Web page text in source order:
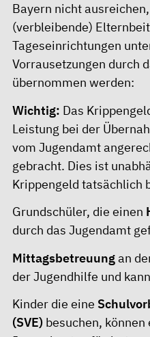
Bayern nicht
(verbleibende)
Tageseinrichtungen
Vorrausetzungen durch
übernommen werden:
Wichtig: Das
Leistung bei der
vom Jugendamt
gebracht. Dies ist
Krippengeld tatsächlich
Grundschüler, die einen
durch das Jugendamt
Mittagsbetreuungan
der Jugendhilfe und
Kinder die eine
(SVE) besuchen,